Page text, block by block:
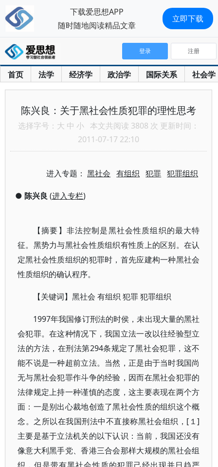
首页 法学 经济学 政治学 国际关系 社会学
登录 注册
陈兴良：关于黑社会性质犯罪的理性思考
选择字号： 大 中 小 本文共阅读 3808 次 更新时间：
2011-07-17 22:10
进入专题：黑社会 有组织 犯罪 犯罪组织
● 陈兴良 (进入专栏)
【摘要】非法控制是黑社会性质组织的最大特
征。黑势力与黑社会性质组织有性质上的区别。在认
定黑社会性质组织的犯罪时，首先应建构一种黑社会
性质组织的确认程序。
【关键词】黑社会 有组织 犯罪 犯罪组织
1997年我国修订刑法的时侯，未出现大量的黑社
会犯罪。在这种情况下，我国立法一改以往经验型立
法的方法，在刑法第294条规定了黑社会犯罪，这不
能不说是一种超前立法。当然，正是由于当时我国尚
无与黑社会犯罪作斗争的经验，因而在黑社会犯罪的
法律规定上持一种谨慎的态度，这主要表现在两个方
面：一是别出心裁地创造了黑社会性质的组织这个概
念。之所以在我国刑法中不直接称黑社会组织，[１]
主要是基于立法机关的以下认识：当前，我国还没有
像意大利黑手党、香港三合会那样大规模的黑社会组
下载爱思想APP
随时随地阅读精品文章
立即下载